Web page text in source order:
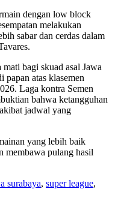
dengan low block
melakukan
sabar dan cerdas dalam
bagi skuad asal Jawa
papan atas klasemen
Laga kontra Semen
bahwa ketangguhan
jadwal yang
yang lebih baik
membawa pulang hasil
surabaya, super league,